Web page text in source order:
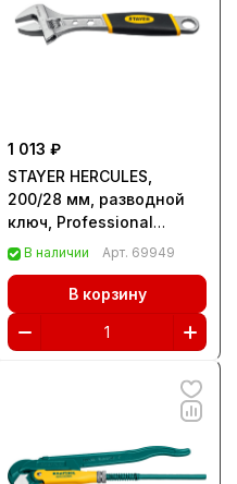
1 013 ₽
STAYER HERCULES,
200/28 мм, разводной
ключ, Professional
(27262-20)
В наличии Арт. 69949
В корзину